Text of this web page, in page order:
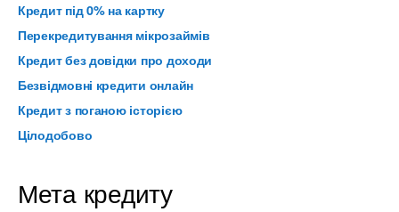
Кредит під 0% на картку
Перекредитування мікрозаймів
Кредит без довідки про доходи
Безвідмовні кредити онлайн
Кредит з поганою історією
Цілодобово
Мета кредиту